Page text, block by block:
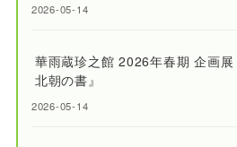
2026-05-14
華雨蔵珍之館 2026年春期 企画
北朝の書』
2026-05-14